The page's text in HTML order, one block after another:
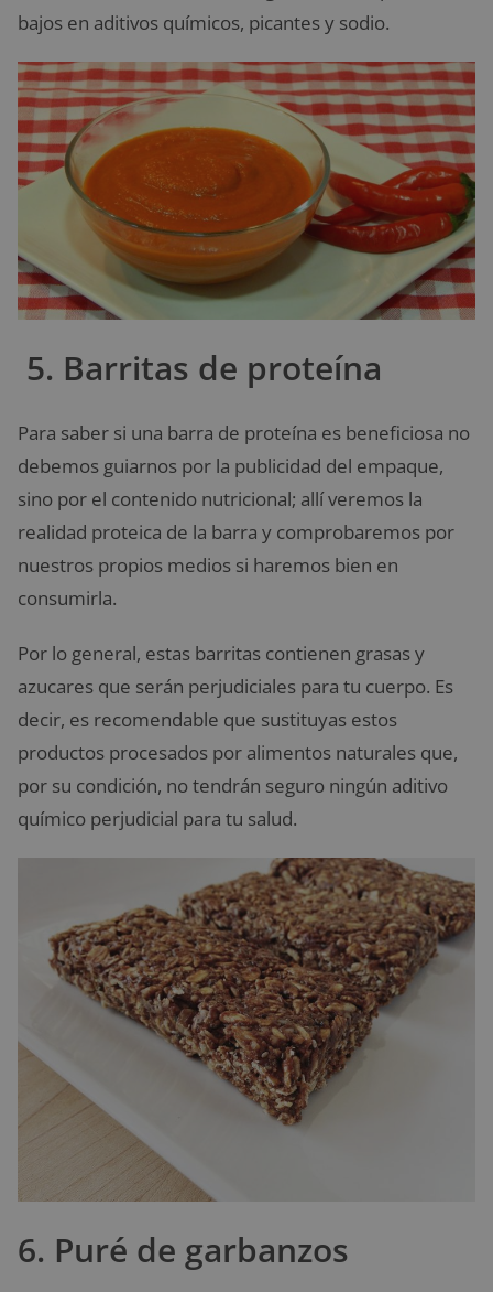
bajos en aditivos químicos, picantes y sodio.
5. Barritas de proteína
Para saber si una barra de proteína es beneficiosa no
debemos guiarnos por la publicidad del empaque,
sino por el contenido nutricional; allí veremos la
realidad proteica de la barra y comprobaremos por
nuestros propios medios si haremos bien en
consumirla.
Por lo general, estas barritas contienen grasas y
azucares que serán perjudiciales para tu cuerpo. Es
decir, es recomendable que sustituyas estos
productos procesados por alimentos naturales que,
por su condición, no tendrán seguro ningún aditivo
químico perjudicial para tu salud.
6. Puré de garbanzos